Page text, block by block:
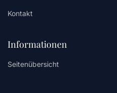
Kontakt
Informationen
Seitenübersicht